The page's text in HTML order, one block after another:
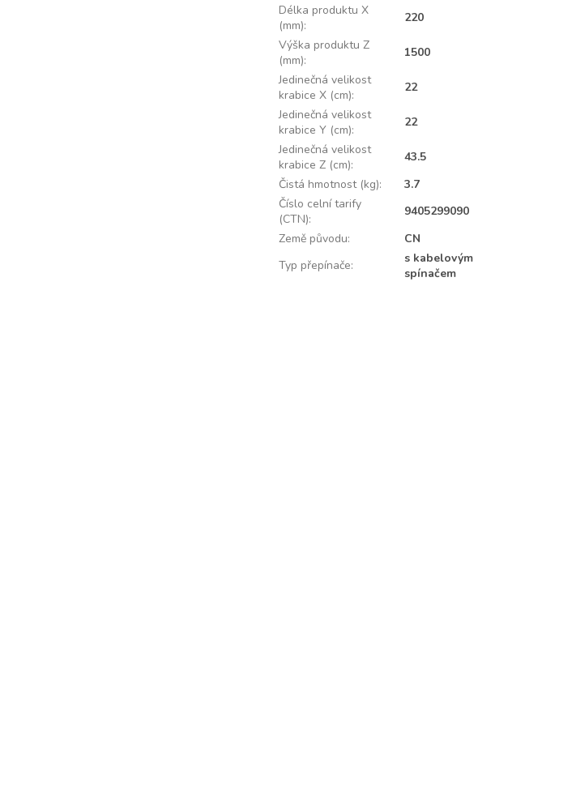
Délka produktu X
(mm):
220
Výška produktu Z
(mm):
1500
Jedinečná velikost
krabice X (cm):
22
Jedinečná velikost
krabice Y (cm):
22
Jedinečná velikost
krabice Z (cm):
43.5
Čistá hmotnost (kg):
3.7
Číslo celní tarify
(CTN):
9405299090
Země původu:
CN
Typ přepínače:
s kabelovým
spínačem